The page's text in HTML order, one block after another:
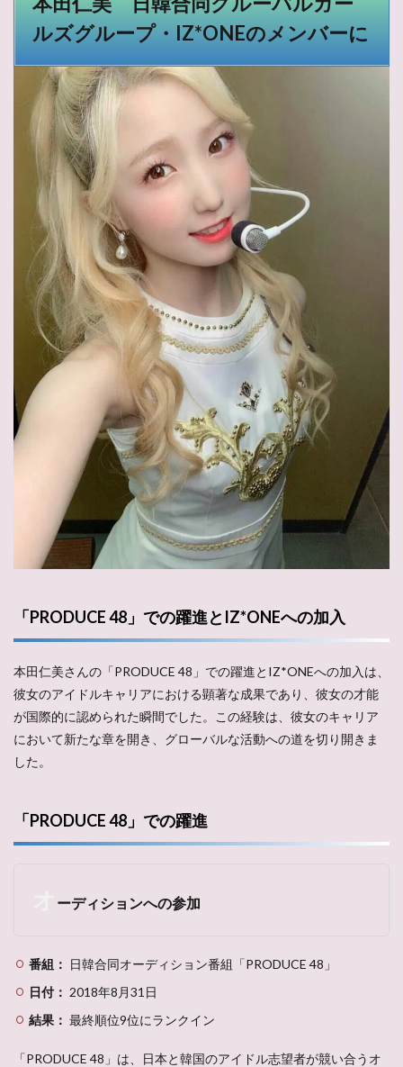
ルズグループ・IZ*ONEのメンバーに
「PRODUCE 48」での躍進とIZ*ONEへの加入
本田仁美さんの「PRODUCE 48」での躍進とIZ*ONEへの加入は、
彼女のアイドルキャリアにおける顕著な成果であり、彼女の才能
が国際的に認められた瞬間でした。この経験は、彼女のキャリア
において新たな章を開き、グローバルな活動への道を切り開きま
した。
「PRODUCE 48」での躍進
ーディションへの参加
番組： 日韓合同オーディション番組「PRODUCE 48」
日付： 2018年8月31日
結果： 最終順位9位にランクイン
「PRODUCE 48」は、日本と韓国のアイドル志望者が競い合うオ